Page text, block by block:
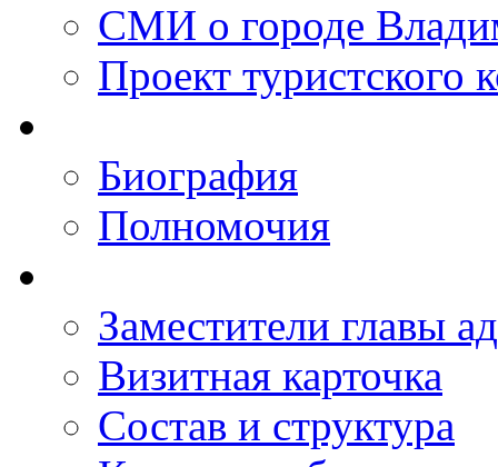
СМИ о городе
Проект туристского
Биография
Полномочия
Заместители главы
Визитная карточка
Состав и структура